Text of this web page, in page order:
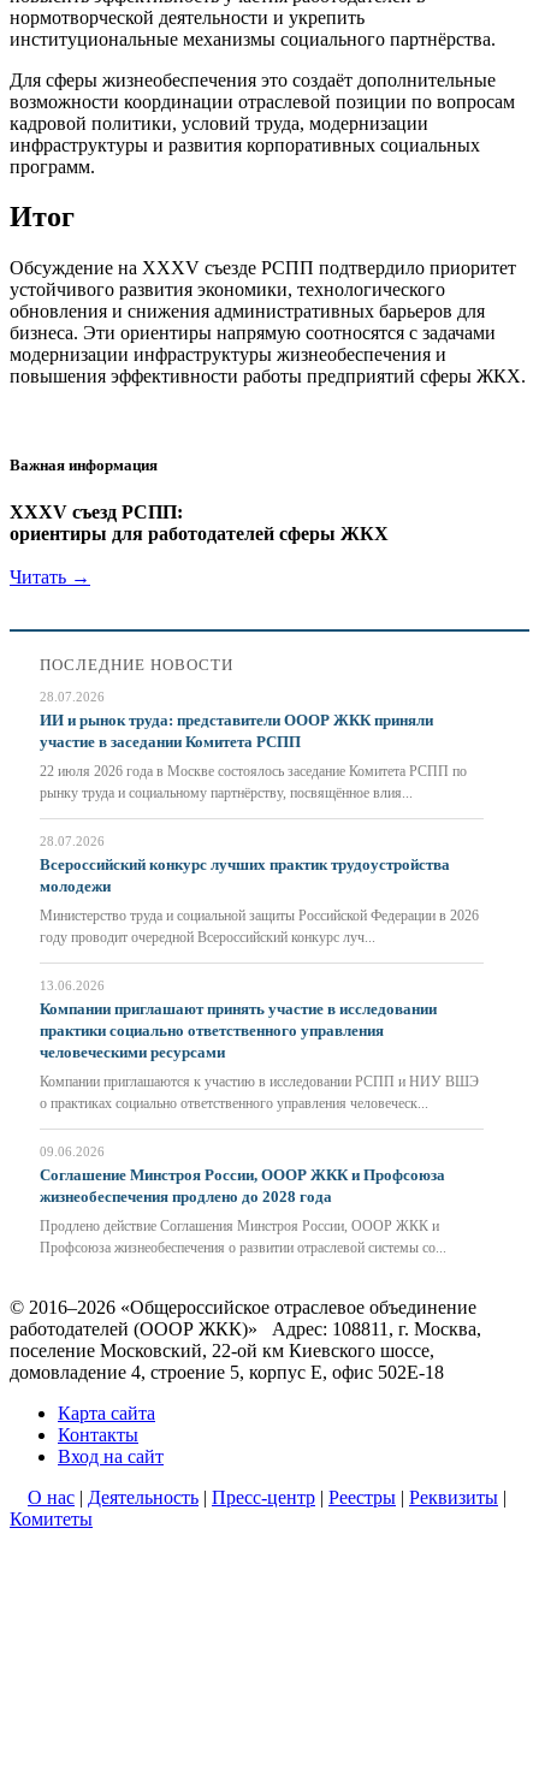
нормотворческой деятельности и укрепить
институциональные механизмы социального партнёрства.
Для сферы жизнеобеспечения это создаёт дополнительные
возможности координации отраслевой позиции по вопросам
кадровой политики, условий труда, модернизации
инфраструктуры и развития корпоративных социальных
программ.
Итог
Обсуждение на XXXV съезде РСПП подтвердило приоритет
устойчивого развития экономики, технологического
обновления и снижения административных барьеров для
бизнеса. Эти ориентиры напрямую соотносятся с задачами
модернизации инфраструктуры жизнеобеспечения и
повышения эффективности работы предприятий сферы ЖКХ.
Важная информация
XXXV съезд РСПП:
ориентиры для работодателей сферы ЖКХ
Читать →
ПОСЛЕДНИЕ НОВОСТИ
28.07.2026
ИИ и рынок труда: представители ОООР ЖКК приняли
участие в заседании Комитета РСПП
22 июля 2026 года в Москве состоялось заседание Комитета РСПП по
рынку труда и социальному партнёрству, посвящённое влия...
28.07.2026
Всероссийский конкурс лучших практик трудоустройства
молодежи
Министерство труда и социальной защиты Российской Федерации в 2026
году проводит очередной Всероссийский конкурс луч...
13.06.2026
Компании приглашают принять участие в исследовании
практики социально ответственного управления
человеческими ресурсами
Компании приглашаются к участию в исследовании РСПП и НИУ ВШЭ
о практиках социально ответственного управления человеческ...
09.06.2026
Соглашение Минстроя России, ОООР ЖКК и Профсоюза
жизнеобеспечения продлено до 2028 года
Продлено действие Соглашения Минстроя России, ОООР ЖКК и
Профсоюза жизнеобеспечения о развитии отраслевой системы со...
© 2016–2026 «Общероссийское отраслевое объединение
работодателей (ОООР ЖКК)»
Адрес: 108811 , г. Москва,
поселение Московский, 22-ой км Киевского шоссе,
домовладение 4, строение 5, корпус Е, офис 502Е-18
Карта сайта
Контакты
Вход на сайт
О нас | Деятельность | Пресс-центр | Реестры | Реквизиты |
Комитеты